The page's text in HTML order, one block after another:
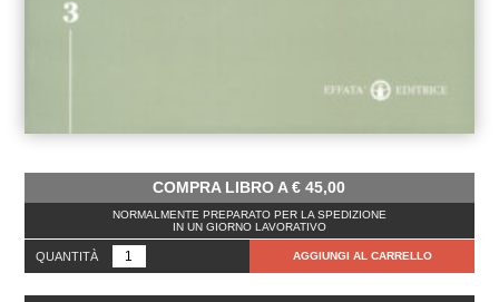
COMPRA LIBRO A€ 45,00
NORMALMENTE PREPARATO PER LA SPEDIZIONE
IN UN GIORNO LAVORATIVO
QUANTITÀ AGGIUNGI AL CARRELLO